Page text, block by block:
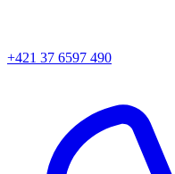
+421 37 6597 490